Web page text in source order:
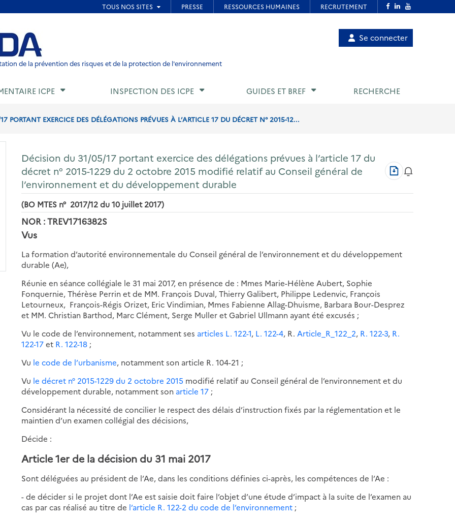
de page
de la prévention des risques et de la protection de l'environnement
Menu
utilisateur
Se connecter
ICPE INSPECTION DES ICPE GUIDES ET BREF RECHERCHE
PORTANT EXERCICE DES DÉLÉGATIONS PRÉVUES À L’ARTICLE 17 DU DÉCRET N° 2015-12...
Décision du 31/05/17 portant exercice des délégations prévues à l’article 17 du
décret n° 2015-1229 du 2 octobre 2015 modifié relatif au Conseil général de
l’environnement et du développement durable
Télécharger
au
(BO MTES n° 2017/12 du 10 juillet 2017)
NOR : TREV1716382S
Vus
La formation d’autorité environnementale du Conseil général de l’environnement et du développement
durable (Ae),
Réunie en séance collégiale le 31 mai 2017, en présence de : Mmes Marie-Hélène Aubert, Sophie
Fonquernie, Thérèse Perrin et de MM. François Duval, Thierry Galibert, Philippe Ledenvic, François
Letourneux, François-Régis Orizet, Eric Vindimian, Mmes Fabienne Allag-Dhuisme, Barbara Bour-Desprez
et MM. Christian Barthod, Marc Clément, Serge Muller et Gabriel Ullmann ayant été excusés ;
Vu le code de l’environnement, notamment ses articles L. 122-1, L. 122-4, R. Article_R_122_2, R. 122-3, R.
122-17et R. 122-18 ;
Vu le code de l’urbanisme, notamment son article R. 104-21 ;
Vu le décret n° 2015-1229 du 2 octobre 2015 modifié relatif au Conseil général de l’environnement et du
développement durable, notamment son article 17 ;
Considérant la nécessité de concilier le respect des délais d’instruction fixés par la réglementation et le
maintien d’un examen collégial des décisions,
Décide :
Article 1er de la décision du 31 mai 2017
Sont déléguées au président de l’Ae, dans les conditions définies ci-après, les compétences de l’Ae :
- de décider si le projet dont l’Ae est saisie doit faire l’objet d’une étude d’impact à la suite de l’examen au
cas par cas réalisé au titre de l’article R. 122-2 du code de l’environnement ;